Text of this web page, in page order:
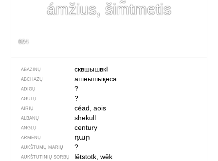
ámžius, šim̃tmetis
654
ABAZINŲ сквшышвкI
ABCHAZŲ ашәышықәса
ADIGŲ ?
AGULŲ ?
AIRIŲ céad, aois
ALBANŲ shekull
ANGLŲ century
ARMĖNŲ դար
AUKŠTUMŲ MARIŲ ?
AUKŠTUTINIŲ SORBŲ lětstotk, wěk